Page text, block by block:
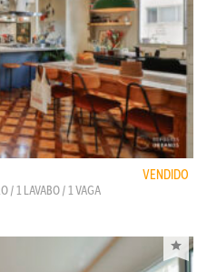
VENDIDO
/ 1 LAVABO / 1 VAGA